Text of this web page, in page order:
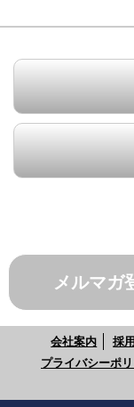
メルマガ
会社案内 採
プライバシーポ